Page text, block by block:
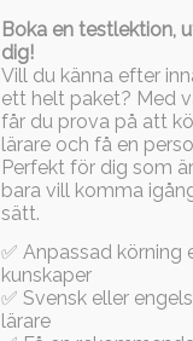
Föj oss på
Boka en testlektion,
dig!
Vill du känna efter
ett helt paket? Med
får du prova på att
lärare och få en
Perfekt för dig som
bara vill komma
sätt.
✅ Anpassad körning
kunskaper
✅ Svensk eller
lärare